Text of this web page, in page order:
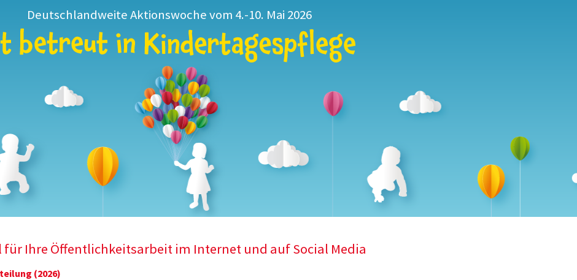
Deutschlandweite Aktionswoche vom 4.-10. Mai 2026
für Ihre Öffentlichkeitsarbeit im Internet und auf Social Media
(2026)